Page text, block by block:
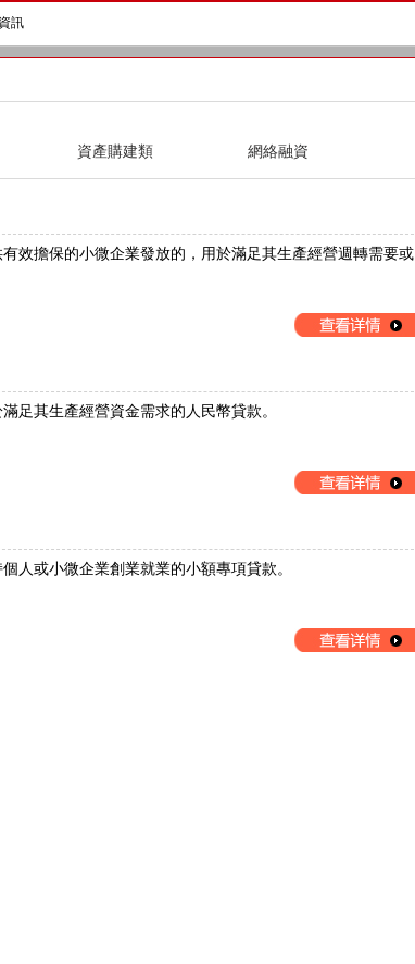
訊
資產購建類 網絡融資
擔保的小微企業發放的，用於滿足其生產經營週轉需要或
其生產經營資金需求的人民幣貸款。
或小微企業創業就業的小額專項貸款。